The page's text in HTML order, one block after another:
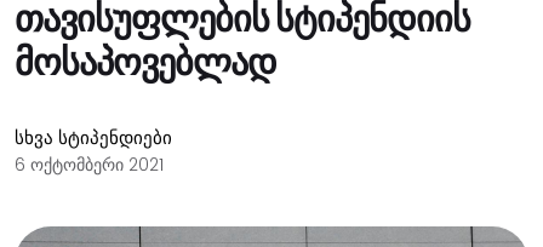
თავისუფლების სტიპენდიის
მოსაპოვებლად
სხვა სტიპენდიები
6 ოქტომბერი 2021